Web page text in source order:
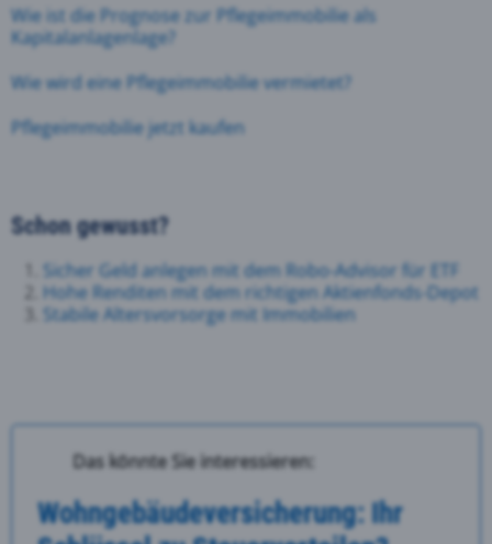
Wie ist die Prognose zur Pflegeimmobilie als
Kapitalanlagenlage?
Wie wird eine Pflegeimmobilie vermietet?
Pflegeimmobilie jetzt kaufen
Schon gewusst?
Sicher Geld anlegen mit dem Robo-Advisor für ETF
Hohe Renditen mit dem richtigen Aktienfonds-Depot
Stabile Altersvorsorge mit Immobilien
Das könnte Sie interessieren:
Wohngebäudeversicherung: Ihr